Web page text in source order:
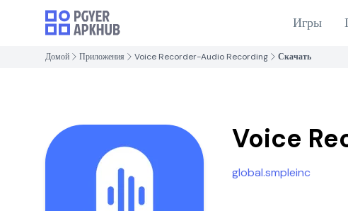
Игры
Домой Приложения Voice Recorder-Audio Recording Скачать
Voice
global.smpleinc